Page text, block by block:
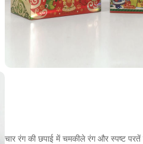
चार रंग की छपाई में चमकीले रंग और स्पष्ट